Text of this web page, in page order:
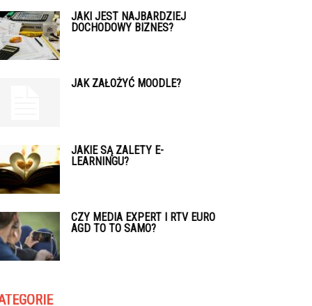
JAKI JEST NAJBARDZIEJ
DOCHODOWY BIZNES?
JAK ZAŁOŻYĆ MOODLE?
JAKIE SĄ ZALETY E-
LEARNINGU?
CZY MEDIA EXPERT I RTV EURO
AGD TO TO SAMO?